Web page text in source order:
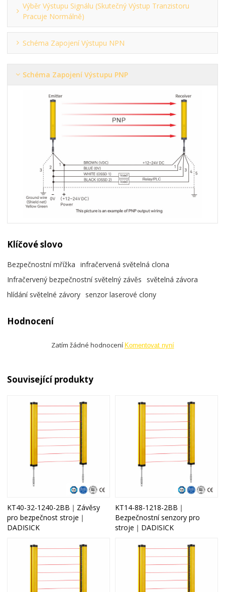
Výběr Výstupu Signálu (skutečný Výstup Tranzistoru
Pracuje Normálně)
Schéma Zapojení Výstupu NPN
Schéma Zapojení Výstupu PNP
Klíčové slovo
Bezpečnostní mřížka
infračervená světelná clona
Infračervený bezpečnostní světelný závěs
světelná závora
hlídání světelné závory senzor laserové clony
Hodnocení
Zatím žádné hodnocení Komentovat nyní
Související produkty
KT40-32-1240-2BB｜Závěsy
pro bezpečnost stroje｜
DADISICK
KT14-88-1218-2BB｜
Bezpečnostní senzory pro
stroje｜DADISICK